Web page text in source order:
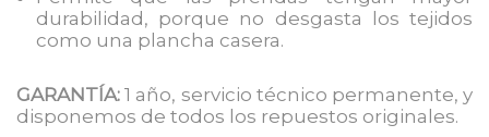
durabilidad, porque no desgasta los tejidos
como una plancha casera.
GARANTÍA: 1 año, servicio técnico permanente, y
disponemos de todos los repuestos originales.